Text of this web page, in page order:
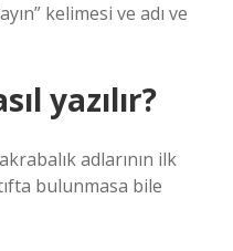
kelimesi ve adı ve
yazılır?
adlarının ilk
bulunmasa bile